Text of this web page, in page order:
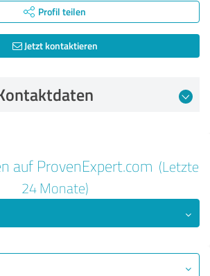
Profil teilen
Jetzt kontaktieren
auf ProvenExpert.com (Letzte
24 Monate)